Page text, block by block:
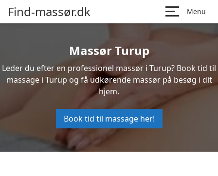
Find-massør.dk Menu
Massør Turup
Leder du efter en professionel massør i Turup? Book tid til
massage i Turup og få udkørende massør på besøg i dit
hjem.
Book tid til massage her!